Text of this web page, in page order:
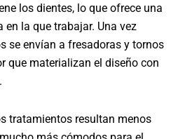
los dientes, lo que ofrece una
la que trabajar. Una vez
se envían a fresadoras y tornos
que materializan el diseño con
tratamientos resultan menos